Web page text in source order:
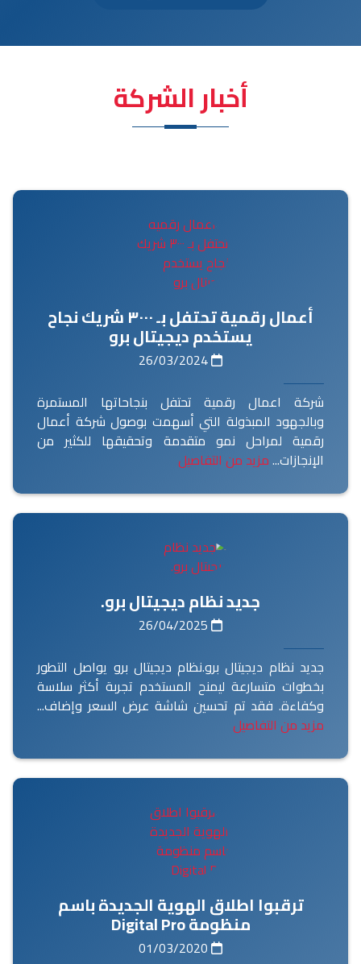
أخبار الشركة
أعمال رقمية تحتفل بـ ٣٠٠٠ شريك نجاح
يستخدم ديجيتال برو
شركة اعمال رقمية تحتفل بنجاحاتها المستمرة
وبالجهود المبذولة التي أسهمت بوصول شركة أعمال
رقمية لمراحل نمو متقدمة وتحقيقها للكثير من
الإنجازات...مزيد من التفاصيل
جديد نظام ديجيتال برو.
جديد نظام ديجيتال برو.نظام ديجيتال برو يواصل التطور
بخطوات متسارعة ليمنح المستخدم تجربة أكثر سلاسة
وكفاءة. فقد تم تحسين شاشة عرض السعر وإضاف...
مزيد من التفاصيل
ترقبوا اطلاق الهوية الجديدة باسم
منظومة Digital Pro